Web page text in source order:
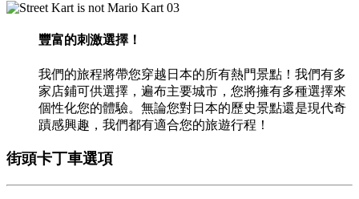
03
豐富的刺激選擇！
我們的旅程將帶您穿越日本的所有熱門景點！我們有多
家店鋪可供選擇，遍布主要城市，您將擁有多種選擇來
個性化您的體驗。無論您對日本的歷史景點還是現代奇
蹟感興趣，我們都有適合您的旅遊行程！
街頭卡丁車選項